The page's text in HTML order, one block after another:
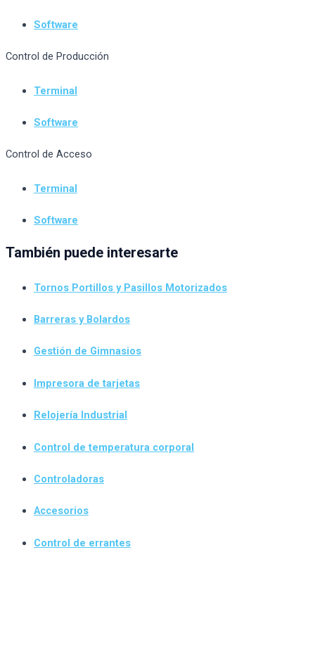
Software
Control de Producción
Terminal
Software
Control de Acceso
Terminal
Software
También puede interesarte
Tornos Portillos y Pasillos Motorizados
Barreras y Bolardos
Gestión de Gimnasios
Impresora de tarjetas
Relojería Industrial
Control de temperatura corporal
Controladoras
Accesorios
Control de errantes